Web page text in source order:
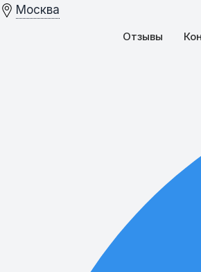
Москва
Отзывы